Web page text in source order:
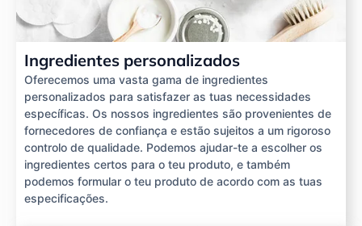
Ingredientes personalizados
Oferecemos uma vasta gama de ingredientes
personalizados para satisfazer as tuas necessidades
específicas. Os nossos ingredientes são provenientes de
fornecedores de confiança e estão sujeitos a um rigoroso
controlo de qualidade. Podemos ajudar-te a escolher os
ingredientes certos para o teu produto, e também
podemos formular o teu produto de acordo com as tuas
especificações.